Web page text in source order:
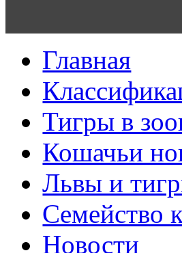
Главная
Тигры в
Кошачьи
Львы и
Семейство
Новости